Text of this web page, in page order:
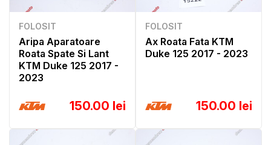
FOLOSIT
Aripa Aparatoare
Roata Spate Si Lant
KTM Duke 125 2017 -
2023
150.00 lei
FOLOSIT
Ax Roata Fata KTM
Duke 125 2017 - 2023
150.00 lei